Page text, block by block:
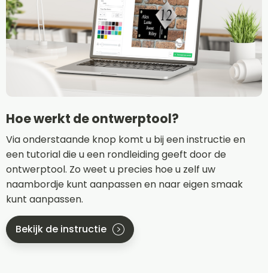
Hoe werkt de ontwerptool?
Via onderstaande knop komt u bij een instructie en
een tutorial die u een rondleiding geeft door de
ontwerptool. Zo weet u precies hoe u zelf uw
naambordje kunt aanpassen en naar eigen smaak
kunt aanpassen.
Bekijk de instructie